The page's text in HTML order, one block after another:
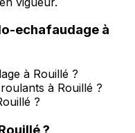
echafaudage à
à Rouillé ?
à Rouillé ?
?
?